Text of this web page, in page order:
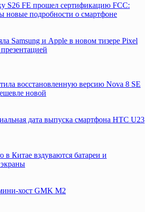
S26 FE прошел сертификацию FCC:
новые подробности о смартфоне
Samsung и Apple в новом тизере Pixel
восстановленную версию Nova 8 SE
новой
дата выпуска смартфона HTC U23
в Китае вздуваются батареи и
хост GMK M2